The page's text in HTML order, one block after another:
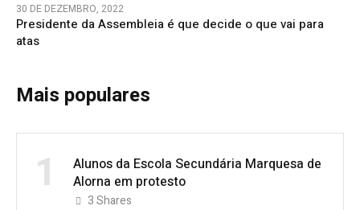
30 DE DEZEMBRO, 2022
Presidente da Assembleia é que decide o que vai para
atas
Mais populares
1
Alunos da Escola Secundária Marquesa de
Alorna em protesto
3Shares